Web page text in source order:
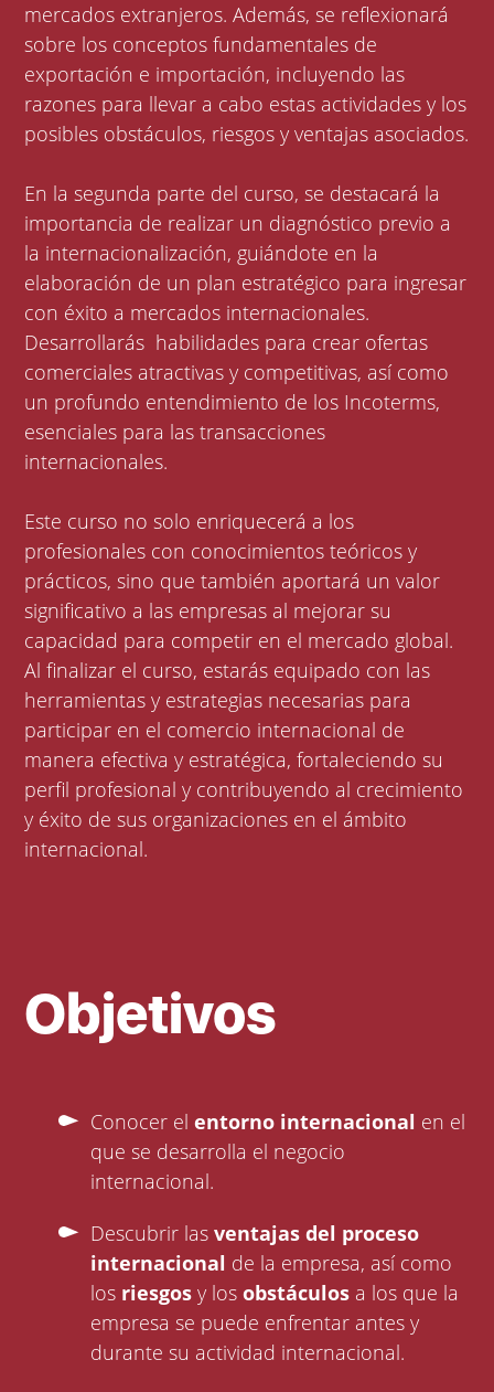
mercados extranjeros. Además, se reflexionará
sobre los conceptos fundamentales de
exportación e importación, incluyendo las
razones para llevar a cabo estas actividades y los
posibles obstáculos, riesgos y ventajas asociados.
En la segunda parte del curso, se destacará la
importancia de realizar un diagnóstico previo a
la internacionalización, guiándote en la
elaboración de un plan estratégico para ingresar
con éxito a mercados internacionales.
Desarrollarás habilidades para crear ofertas
comerciales atractivas y competitivas, así como
un profundo entendimiento de los Incoterms,
esenciales para las transacciones
internacionales.
Este curso no solo enriquecerá a los
profesionales con conocimientos teóricos y
prácticos, sino que también aportará un valor
significativo a las empresas al mejorar su
capacidad para competir en el mercado global.
Al finalizar el curso, estarás equipado con las
herramientas y estrategias necesarias para
participar en el comercio internacional de
manera efectiva y estratégica, fortaleciendo su
perfil profesional y contribuyendo al crecimiento
y éxito de sus organizaciones en el ámbito
internacional.
Objetivos
Conocer elentorno internacional en el
que se desarrolla el negocio
internacional.
Descubrir lasventajas del proceso
internacional de la empresa, así como
los riesgosy losobstáculos a los que la
empresa se puede enfrentar antes y
durante su actividad internacional.